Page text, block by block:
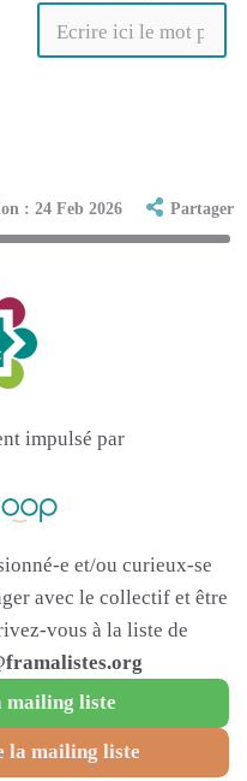
: 24 Feb 2026 Partager
impulsé par
e et/ou curieux-se
avec le collectif et être
vous à la liste de
mailing liste
la mailing liste